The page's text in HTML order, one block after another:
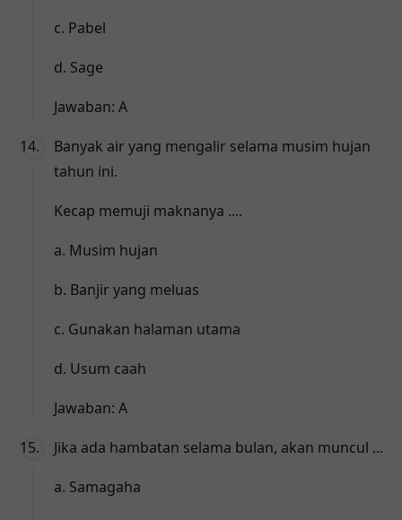
c. Pabel
d. Sage
Jawaban: A
Banyak air yang mengalir selama musim hujan
tahun ini.
Kecap memuji maknanya ....
a. Musim hujan
b. Banjir yang meluas
c. Gunakan halaman utama
d. Usum caah
Jawaban: A
Jika ada hambatan selama bulan, akan muncul ...
a. Samagaha